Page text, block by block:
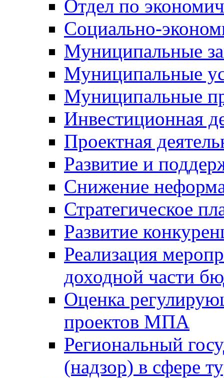
Отдел по
Социально-
Муниципальные
Муниципальные
Муниципальные
Инвестиционная
Проектная
Развитие и
Снижение
Стратегическое
Развитие
Реализация
доходной части
Оценка
проектов МПА
Региональный
(надзор) в сфере